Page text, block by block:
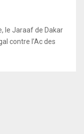
le Jaraaf de Dakar
contre l’Ac des